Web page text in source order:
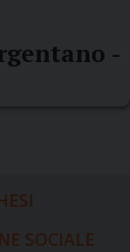
-
SOCIALE